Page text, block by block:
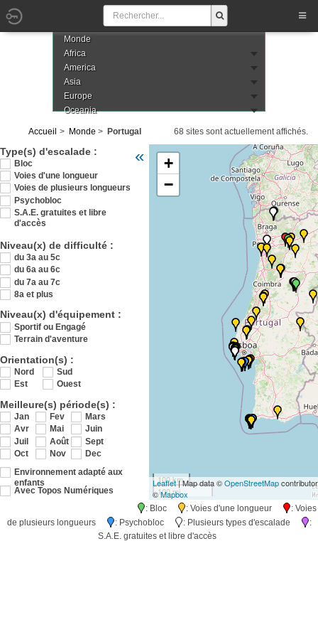
Monde
Africa
America
Asia
Europe
Oceania
Accueil Monde Portugal 68 sites sont actuellement affichés.
Type(s) d'escalade :
Bloc
Voies d'une longueur
Voies de plusieurs longueurs
Psychobloc
S.A.E. gratuites et libre
d'accès
Niveau(x) de difficulté :
du 3a au 5c
du 6a au 6c
du 7a au 7c
8a et plus
Niveau(x) d'équipement :
Sportif ou Engagé
Terrain d'aventure
Orientation(s) :
Nord
Sud
Est
Ouest
Meilleure(s) période(s) :
Jan Fev
Mars
Avr
Mai
Juin
Juil
Août
Sept
Oct
Nov
Dec
Environnement adapté aux
enfants
Avec Topos Numériques
« Veuillez patienter pendant le chargement
+
−
100 km
100 mi
Leaflet| Map data ©OpenStreetMap
©Mapbox
: Bloc : Voies d'une longueur
: Voies
de plusieurs longueurs
: Psychobloc : Plusieurs types d'escalade
:
S.A.E. gratuites et libre d'accès